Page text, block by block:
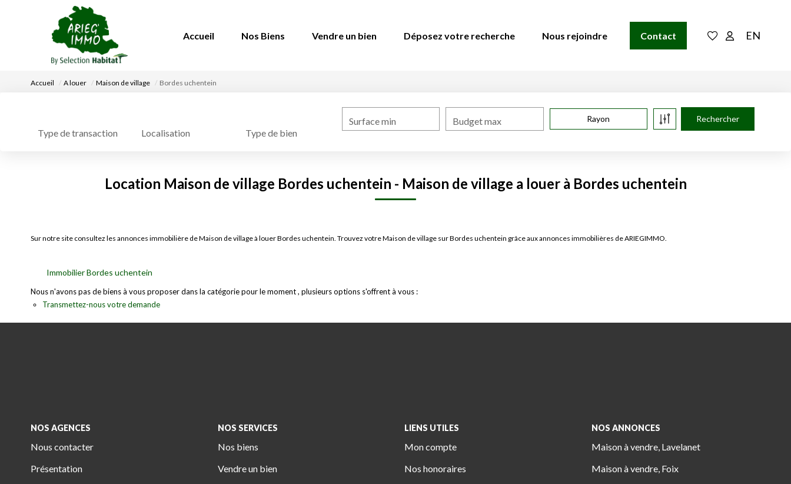
Accueil Nos Biens Vendre un bien Déposez votre recherche Nous rejoindre Contact EN
Accueil A louer Maison de village Bordes uchentein
Type de transaction Localisation Type de bien
Surface min Budget max Rayon
Location Maison de village Bordes uchentein - Maison de village a louer à Bordes uchentein
Sur notre site consultez les annonces immobilière de Maison de village à louer Bordes uchentein. Trouvez votre Maison de village sur Bordes uchentein grâce aux annonces immobilières de ARIEGIMMO.
Immobilier Bordes uchentein
Nous n'avons pas de biens à vous proposer dans la catégorie pour le moment , plusieurs options s'offrent à vous :
Transmettez-nous votre demande
NOS AGENCES
Nous contacter
Présentation
NOS SERVICES
Nos biens
Vendre un bien
LIENS UTILES
Mon compte
Nos honoraires
NOS ANNONCES
Maison à vendre, Lavelanet
Maison à vendre, Foix